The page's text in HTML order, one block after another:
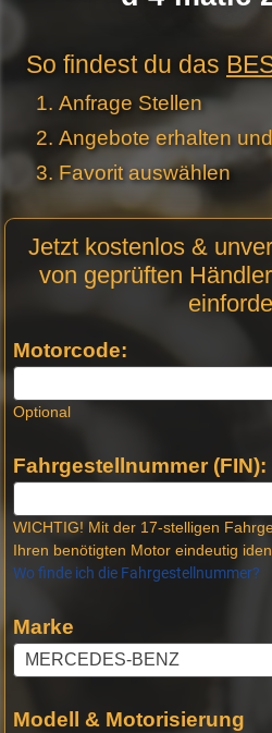
So findest du das
Anfrage Stellen
Angebote erhalten
Favorit auswählen
Anfrage
Stellen -
Jetzt kostenlos &
von geprüften
Motorcode:
Optional
Fahrgestellnummer (FIN):
WICHTIG! Mit der 17-stelligen
Ihren benötigten Motor eindeutig
Wo finde ich die Fahrgestellnummer?
Marke
Modell & Motorisierung